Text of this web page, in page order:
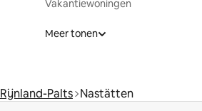
Vakantiewoningen
Meer tonen
Rijnland-Palts Nastätten